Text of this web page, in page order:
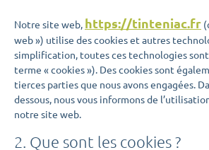
Notre site web, https://tinteniac.fr
web ») utilise des cookies et autres
simplification, toutes ces technologies
terme « cookies »). Des cookies sont
tierces parties que nous avons engagées.
dessous, nous vous informons de
notre site web.
2. Que sont les cookies ?